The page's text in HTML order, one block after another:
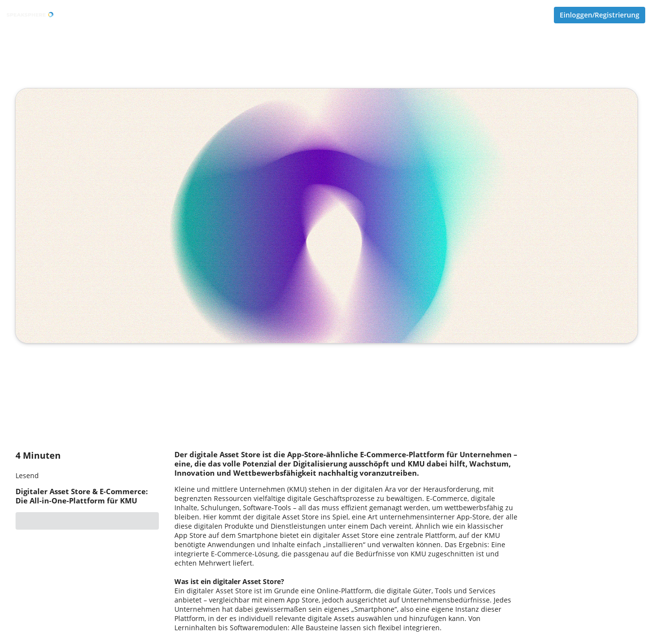
Einloggen/Registrierung
4 Minuten
Lesend
Digitaler Asset Store & E‑Commerce:
Die All-in-One-Plattform für KMU
Der digitale Asset Store ist die App-Store-ähnliche E-Commerce-Plattform für Unternehmen –
eine, die das volle Potenzial der Digitalisierung ausschöpft und KMU dabei hilft, Wachstum,
Innovation und Wettbewerbsfähigkeit nachhaltig voranzutreiben.
Kleine und mittlere Unternehmen (KMU) stehen in der digitalen Ära vor der Herausforderung, mit
begrenzten Ressourcen vielfältige digitale Geschäftsprozesse zu bewältigen. E-Commerce, digitale
Inhalte, Schulungen, Software-Tools – all das muss effizient gemanagt werden, um wettbewerbsfähig zu
bleiben. Hier kommt der digitale Asset Store ins Spiel, eine Art unternehmensinterner App-Store, der alle
diese digitalen Produkte und Dienstleistungen unter einem Dach vereint. Ähnlich wie ein klassischer
App Store auf dem Smartphone bietet ein digitaler Asset Store eine zentrale Plattform, auf der KMU
benötigte Anwendungen und Inhalte einfach „installieren“ und verwalten können. Das Ergebnis: Eine
integrierte E-Commerce-Lösung, die passgenau auf die Bedürfnisse von KMU zugeschnitten ist und
echten Mehrwert liefert.
Was ist ein digitaler Asset Store?
Ein digitaler Asset Store ist im Grunde eine Online-Plattform, die digitale Güter, Tools und Services
anbietet – vergleichbar mit einem App Store, jedoch ausgerichtet auf Unternehmensbedürfnisse. Jedes
Unternehmen hat dabei gewissermaßen sein eigenes „Smartphone“, also eine eigene Instanz dieser
Plattform, in der es individuell relevante digitale Assets auswählen und hinzufügen kann. Von
Lerninhalten bis Softwaremodulen: Alle Bausteine lassen sich flexibel integrieren.